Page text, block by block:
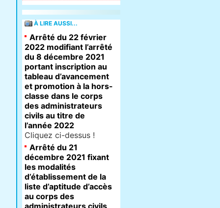
À LIRE AUSSI...
Arrêté du 22 février
2022 modifiant l’arrêté
du 8 décembre 2021
portant inscription au
tableau d’avancement
et promotion à la hors-
classe dans le corps
des administrateurs
civils au titre de
l’année 2022
Cliquez ci-dessus !
Arrêté du 21
décembre 2021 fixant
les modalités
d’établissement de la
liste d’aptitude d’accès
au corps des
administrateurs civils